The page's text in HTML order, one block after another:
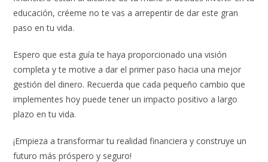
educación, créeme no te vas a arrepentir de dar este gran
paso en tu vida.
Espero que esta guía te haya proporcionado una visión
completa y te motive a dar el primer paso hacia una mejor
gestión del dinero. Recuerda que cada pequeño cambio que
implementes hoy puede tener un impacto positivo a largo
plazo en tu vida.
¡Empieza a transformar tu realidad financiera y construye un
futuro más próspero y seguro!